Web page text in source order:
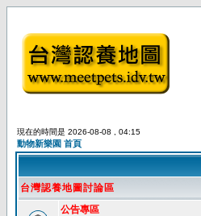
現在的時間是 2026-08-08 , 04:15
動物新樂園 首頁
台灣認養地圖討論區
公告專區